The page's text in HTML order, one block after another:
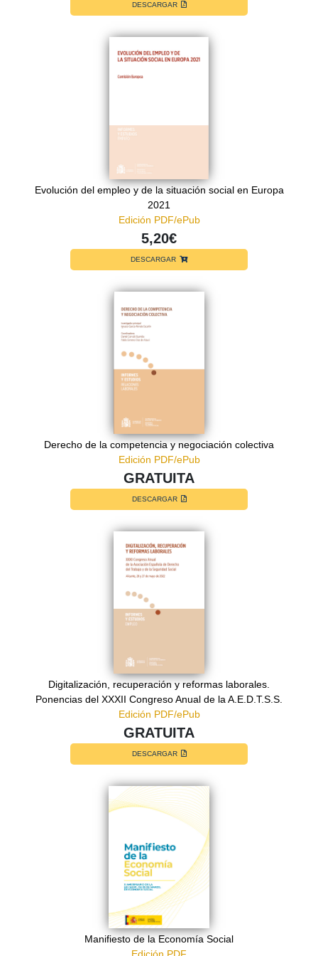
DESCARGAR
Evolución del empleo y de la situación social en Europa
2021
Edición PDF/ePub
5,20€
DESCARGAR
Derecho de la competencia y negociación colectiva
Edición PDF/ePub
GRATUITA
DESCARGAR
Digitalización, recuperación y reformas laborales.
Ponencias del XXXII Congreso Anual de la A.E.D.T.S.S.
Edición PDF/ePub
GRATUITA
DESCARGAR
Manifiesto de la Economía Social
Edición PDF